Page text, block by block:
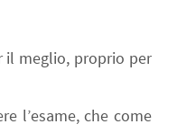
il meglio, proprio per
l’esame, che come